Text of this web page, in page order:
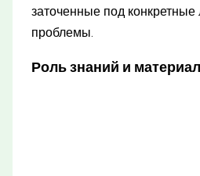
заточенные под
проблемы.
Роль знаний и